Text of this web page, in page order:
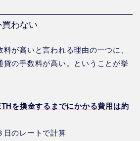
わない
が高いと言われる理由の一つに、
貨の手数料が高い。ということが挙
を換金するまでにかかる費用は約
のレートで計算